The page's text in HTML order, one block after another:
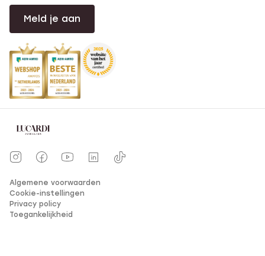
Meld je aan
Algemene voorwaarden
Cookie-instellingen
Privacy policy
Toegankelijkheid